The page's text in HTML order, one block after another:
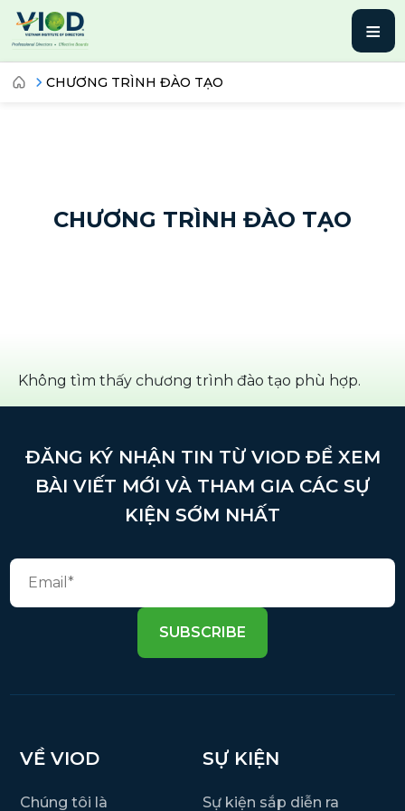
≡
CHƯƠNG TRÌNH ĐÀO TẠO
CHƯƠNG TRÌNH ĐÀO TẠO
Không tìm thấy chương trình đào tạo phù hợp.
ĐĂNG KÝ NHẬN TIN TỪ VIOD ĐỂ XEM
BÀI VIẾT MỚI VÀ THAM GIA CÁC SỰ
KIỆN SỚM NHẤT
SUBSCRIBE
VỀ VIOD
Chúng tôi là
SỰ KIỆN
Sự kiện sắp diễn ra